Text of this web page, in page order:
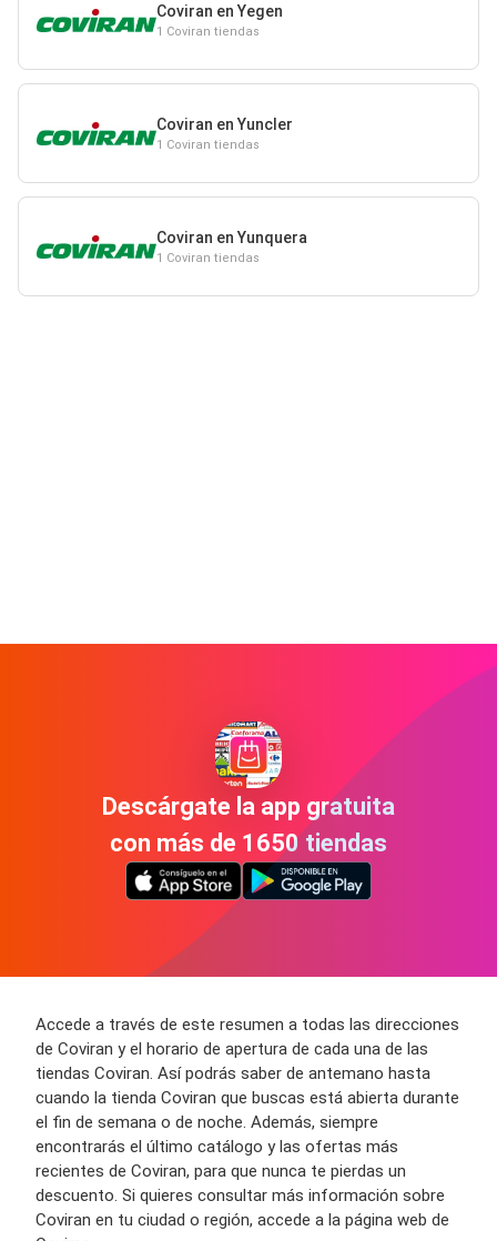
Coviran en Yegen
1 Coviran tiendas
Coviran en Yuncler
1 Coviran tiendas
Coviran en Yunquera
1 Coviran tiendas
Descárgate la app gratuita
con más de 1650 tiendas
Accede a través de este resumen a todas las direcciones
de Coviran y el horario de apertura de cada una de las
tiendas Coviran. Así podrás saber de antemano hasta
cuando la tienda Coviran que buscas está abierta durante
el fin de semana o de noche. Además, siempre
encontrarás el último catálogo y las ofertas más
recientes de Coviran, para que nunca te pierdas un
descuento. Si quieres consultar más información sobre
Coviran en tu ciudad o región, accede a la página web de